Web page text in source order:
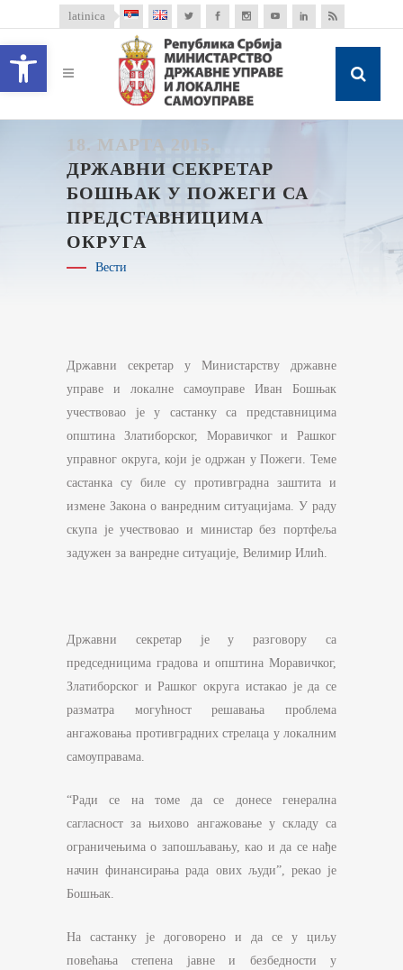
Open toolbar
latinica
18. МАРТА 2015.
ДРЖАВНИ СЕКРЕТАР
БОШЊАК У ПОЖЕГИ СА
ПРЕДСТАВНИЦИМА
ОКРУГА
Вести
Државни секретар у Министарству државне
управе и локалне самоуправе Иван Бошњак
учествовао је у састанку са представницима
општина Златиборског, Моравичког и Рашког
управног округа, који је одржан у Пожеги. Теме
састанка су биле су противградна заштита и
измене Закона о ванредним ситуацијама. У раду
скупа је учествовао и министар без портфеља
задужен за ванредне ситуације, Велимир Илић.
Државни секретар је у разговору са
председницима градова и општина Моравичког,
Златиборског и Рашког округа истакао је да се
разматра могућност решавања проблема
ангажовања противградних стрелаца у локалним
самоуправама.
“Ради се на томе да се донесе генерална
сагласност за њихово ангажовање у складу са
ограничењима о запошљавању, као и да се нађе
начин финансирања рада ових људи”, рекао је
Бошњак.
На састанку је договорено и да се у циљу
повећања степена јавне и безбедности у